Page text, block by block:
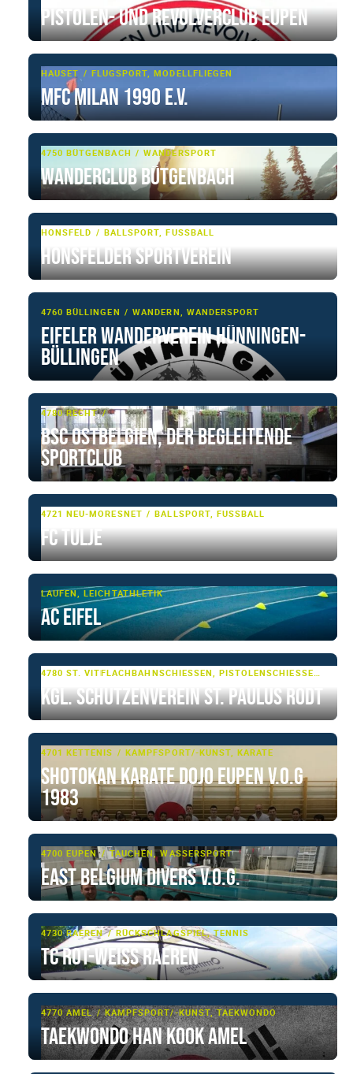
Pistolen- und Revolverclub Eupen
HAUSET FLUGSPORT, MODELLFLIEGEN
MFC Milan 1990 e.V.
4750 BÜTGENBACH WANDERSPORT
Wanderclub Bütgenbach
HONSFELD BALLSPORT, FUSSBALL
Honsfelder Sportverein
4760 BÜLLINGEN WANDERN, WANDERSPORT
Eifeler Wanderverein Hünningen-
Büllingen
4780 RECHT
BSC Ostbelgien, der begleitende
Sportclub
4721 NEU-MORESNET BALLSPORT, FUSSBALL
FC Tülje
LAUFEN, LEICHTATHLETIK
AC Eifel
4780 ST. VITH
Kgl. Schützenverein St. Paulus Rodt
4701 KETTENIS KAMPFSPORT/-KUNST, KARATE
Shotokan Karate Dojo Eupen V.o.G
1983
4700 EUPEN TAUCHEN, WASSERSPORT
East Belgium Divers V.o.G.
4730 RAEREN RÜCKSCHLAGSPIEL, TENNIS
TC Rot-Weiss Raeren
4770 AMEL KAMPFSPORT/-KUNST, TAEKWONDO
TAEKWONDO HAN KOOK AMEL